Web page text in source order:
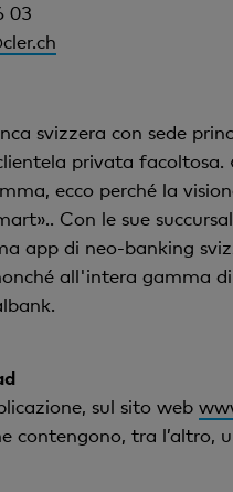
03
svizzera con sede
privata facoltosa.
ecco perché la
Con le sue
app di neo-banking
all'intera gamma
sul sito web
contengono, tra l’altro,